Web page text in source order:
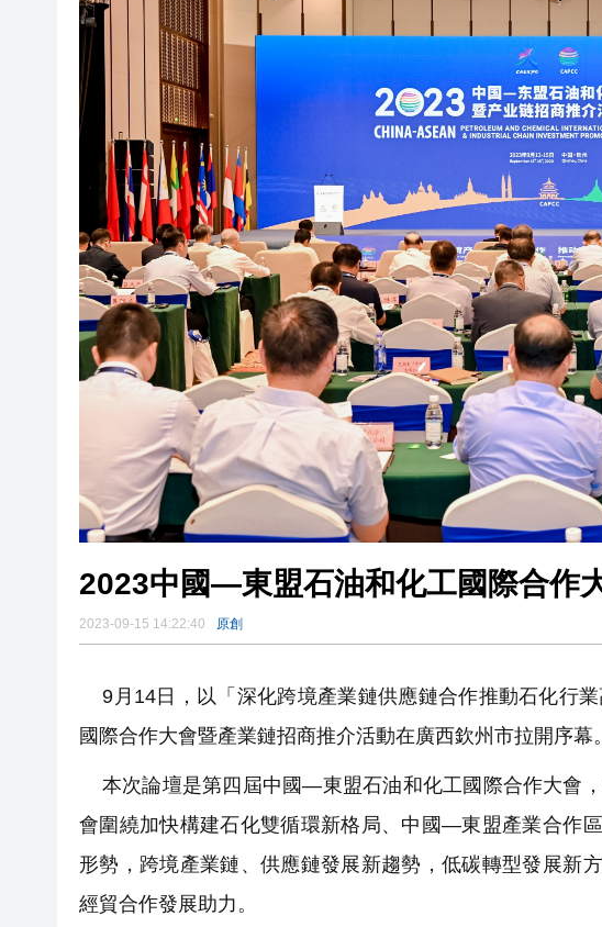
東涌巴士撞電單車 巴士司機涉危駕被捕
有片丨清淡不等於吃素！ 清淡飲食正在毀
2023中國—東盟石油和化工國際合作
2023-09-15 14:22:40 原創
9月14日，以「深化跨境產業鏈供應鏈合作推動石化行
國際合作大會暨產業鏈招商推介活動在廣西欽州市拉開序幕。
本次論壇是第四屆中國—東盟石油和化工國際合作大會
會圍繞加快構建石化雙循環新格局、中國—東盟產業合作
形勢，跨境產業鏈、供應鏈發展新趨勢，低碳轉型發展新
經貿合作發展助力。